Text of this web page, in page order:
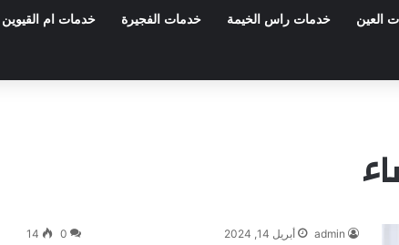
العين خدمات راس الخيمة خدمات الفجيرة خدمات ام القيوين
admin أبريل 14, 2024 0
14